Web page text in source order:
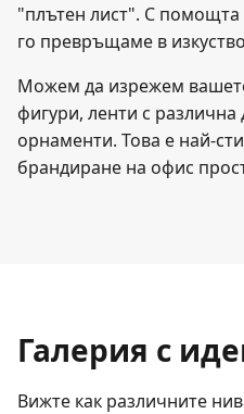
"плътен лист". С помощта
го превръщаме в
Можем да изрежем
фигури, ленти с
орнаменти. Това е най-
брандиране на офис
Галерия с
Вижте как различните